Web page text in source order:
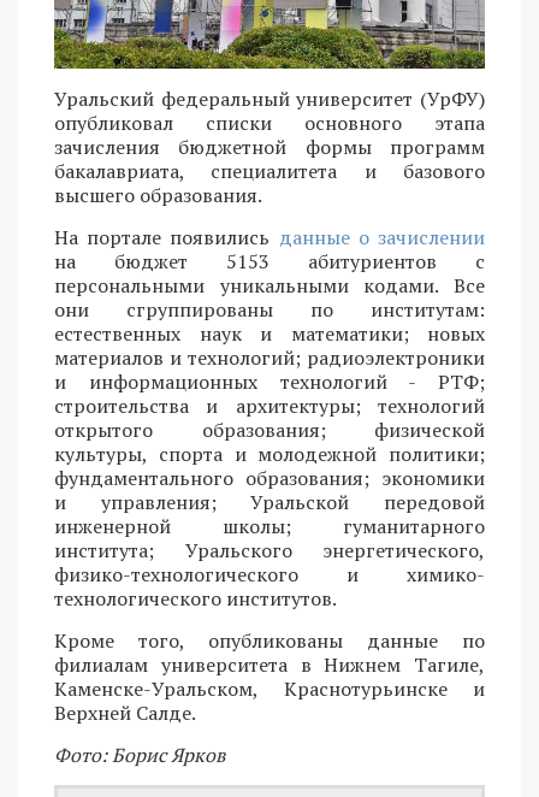
Уральский федеральный университет (УрФУ)
опубликовал списки основного этапа
зачисления бюджетной формы программ
бакалавриата, специалитета и базового
высшего образования.
На портале появились данные о зачислении
на бюджет 5153 абитуриентов с
персональными уникальными кодами. Все
они сгруппированы по институтам:
естественных наук и математики; новых
материалов и технологий; радиоэлектроники
и информационных технологий - РТФ;
строительства и архитектуры; технологий
открытого образования; физической
культуры, спорта и молодежной политики;
фундаментального образования; экономики
и управления; Уральской передовой
инженерной школы; гуманитарного
института; Уральского энергетического,
физико-технологического и химико-
технологического институтов.
Кроме того, опубликованы данные по
филиалам университета в Нижнем Тагиле,
Каменске-Уральском, Краснотурьинске и
Верхней Салде.
Фото: Борис Ярков